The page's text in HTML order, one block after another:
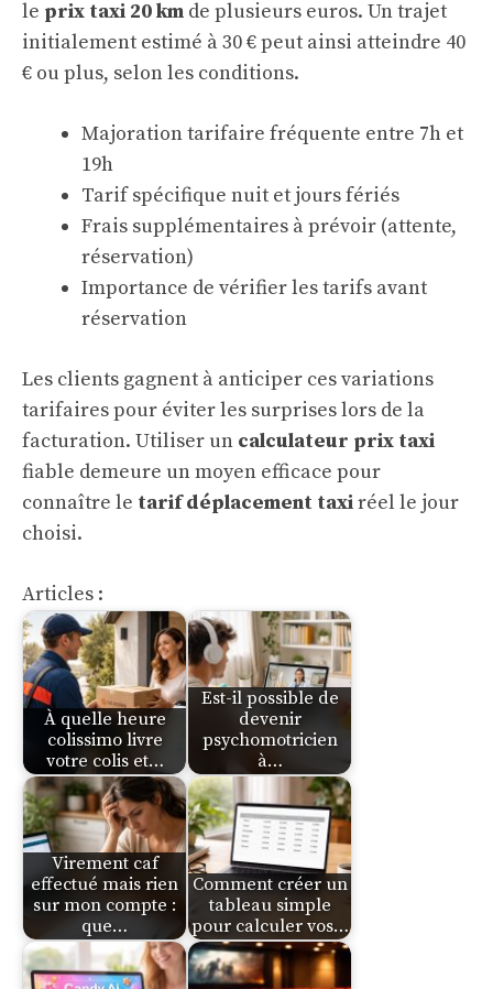
le prix taxi 20 km de plusieurs euros. Un trajet
initialement estimé à 30 € peut ainsi atteindre 40
€ ou plus, selon les conditions.
Majoration tarifaire fréquente entre 7h et
19h
Tarif spécifique nuit et jours fériés
Frais supplémentaires à prévoir (attente,
réservation)
Importance de vérifier les tarifs avant
réservation
Les clients gagnent à anticiper ces variations
tarifaires pour éviter les surprises lors de la
facturation. Utiliser un calculateur prix taxi
fiable demeure un moyen efficace pour
connaître le tarif déplacement taxiréel le jour
choisi.
Articles :
À quelle heure
colissimo livre
votre colis et…
Est-il possible de
devenir
psychomotricien
à…
Virement caf
effectué mais rien
sur mon compte :
que…
Comment créer un
tableau simple
pour calculer vos…